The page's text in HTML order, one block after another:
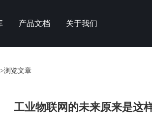
产品文档 关于我们
>浏览文章
工业物联网的未来原来是这